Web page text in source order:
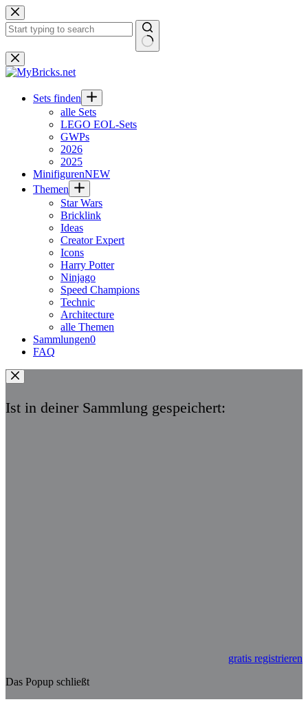
Zum
Inhalt
springen
Keine
Ergebnisse
Sets finden
alle Sets
LEGO EOL-Sets
GWPs
2026
2025
MinifigurenNEW
Themen
Star Wars
Bricklink
Ideas
Creator Expert
Icons
Harry Potter
Ninjago
Speed Champions
Technic
Architecture
alle Themen
Sammlungen0
FAQ
Ist in deiner Sammlung gespeichert:
gratis registrieren
Das Popup schließt